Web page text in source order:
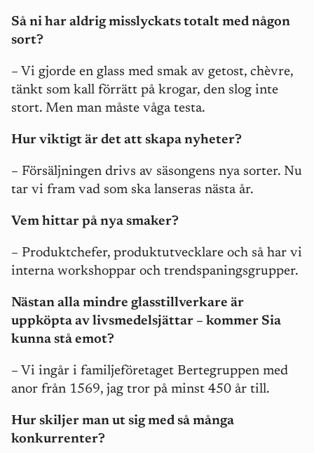
Så ni har aldrig misslyckats totalt med någon
sort?
– Vi gjorde en glass med smak av getost, chèvre,
tänkt som kall förrätt på krogar, den slog inte
stort. Men man måste våga testa.
Hur viktigt är det att skapa nyheter?
– Försäljningen drivs av säsongens nya sorter. Nu
tar vi fram vad som ska lanseras nästa år.
Vem hittar på nya smaker?
– Produktchefer, produktutvecklare och så har vi
interna workshoppar och trendspaningsgrupper.
Nästan alla mindre glasstillverkare är
uppköpta av livsmedelsjättar – kommer Sia
kunna stå emot?
– Vi ingår i familjeföretaget Bertegruppen med
anor från 1569, jag tror på minst 450 år till.
Hur skiljer man ut sig med så många
konkurrenter?